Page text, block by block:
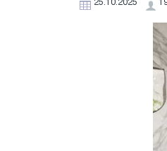
25.10.2025